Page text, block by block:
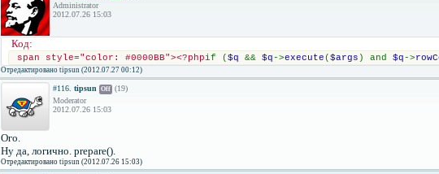
Administrator
2012.07.26 15:03
Код:
span style="color: #0000BB"><?phpif ($q && $q->execute($args ) and $q->
Отредактировано tipsun (2012.07.27 00:12)
#116. tipsun Off (19)
Moderator
2012.07.26 15:03
Ого.
Ну да, логично. prepare().
Отредактировано tipsun (2012.07.26 15:03)